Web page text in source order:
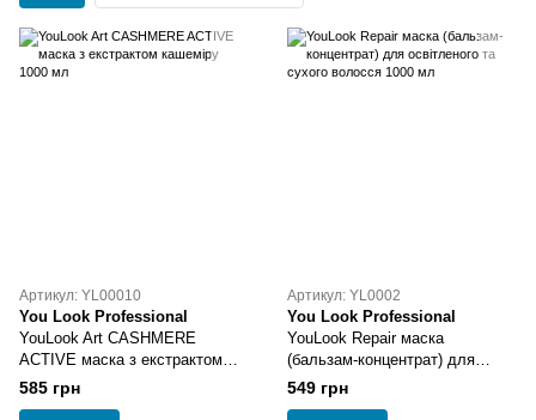
Артикул: YL00010
You Look Professional
YouLook Art CASHMERE
ACTIVE маска з екстрактом
кашеміру 1000 мл
585 грн
Артикул: YL0002
You Look Professional
YouLook Repair маска
(бальзам-концентрат) для
освітленого та сухого волосся
1000 мл
549 грн